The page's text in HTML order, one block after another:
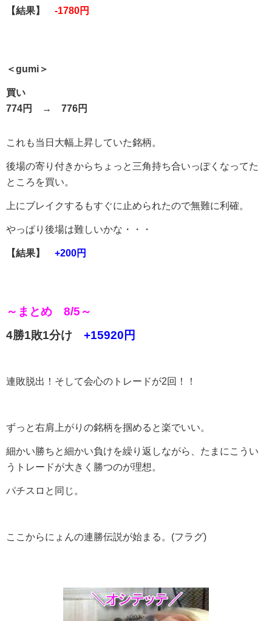
【結果】 -1780円
＜gumi＞
買い
774円 → 776円
これも当日大幅上昇していた銘柄。
後場の寄り付きからちょっと三角持ち合いっぽくなってた
ところを買い。
上にブレイクするもすぐに止められたので無難に利確。
やっぱり後場は難しいかな・・・
【結果】 +200円
～まとめ 8/5～
4勝1敗1分け +15920円
連敗脱出！そして会心のトレードが2回！！
ずっと右肩上がりの銘柄を掴めると楽でいい。
細かい勝ちと細かい負けを繰り返しながら、たまにこうい
うトレードが大きく勝つのが理想。
パチスロと同じ。
ここからにょんの連勝伝説が始まる。(フラグ)